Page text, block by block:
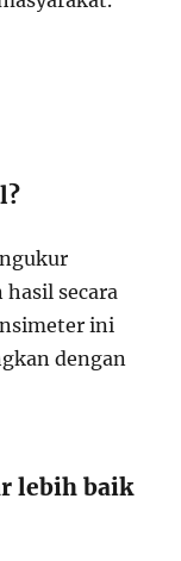
secara
ini
dengan
lebih baik